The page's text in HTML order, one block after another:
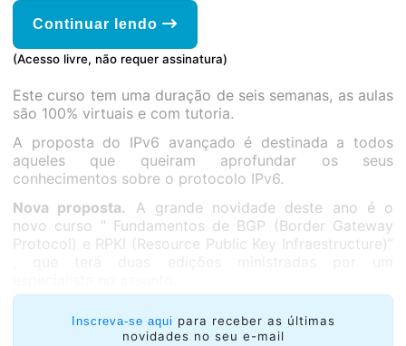
Continuar lendo
(Acesso livre, não requer assinatura)
Este curso tem uma duração de seis semanas, as aulas
são 100% virtuais e com tutoria.
A proposta do IPv6 avançado é destinada a todos
aqueles que queiram aprofundar os seus
conhecimentos sobre o protocolo IPv6.
Nova proposta. A grande novidade deste ano é o
novo curso “ Fundamentos de BGP (Border Gateway
Protocol) e RPKI (Resource Public Key Infraestructure)”
Inscreva-se aqui para receber as últimas
novidades no seu e-mail